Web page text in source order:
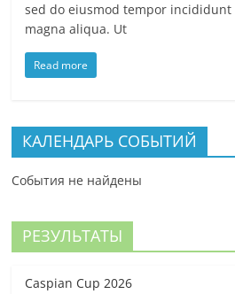
sed do eiusmod tempor
magna aliqua. Ut
Read more
КАЛЕНДАРЬ СОБЫТИЙ
События не найдены
РЕЗУЛЬТАТЫ
Caspian Cup 2026